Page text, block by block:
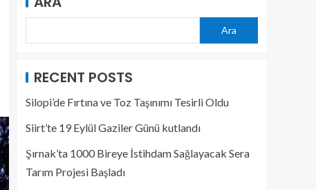
Ara
RECENT POSTS
Silopi’de Fırtına ve Toz Taşınımı Tesirli Oldu
Siirt’te 19 Eylül Gaziler Günü kutlandı
Şırnak’ta 1000 Bireye İstihdam Sağlayacak Sera
Tarım Projesi Başladı